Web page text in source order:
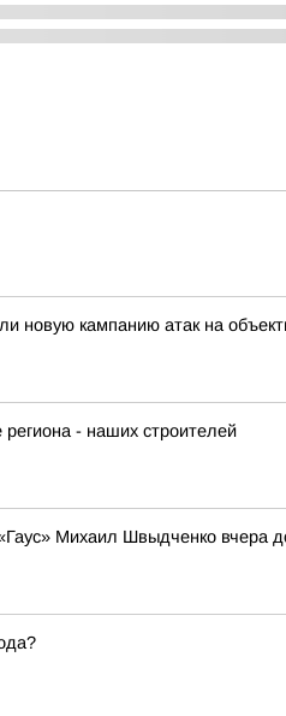
новую кампанию атак на
- наших строителей
Михаил Швыдченко